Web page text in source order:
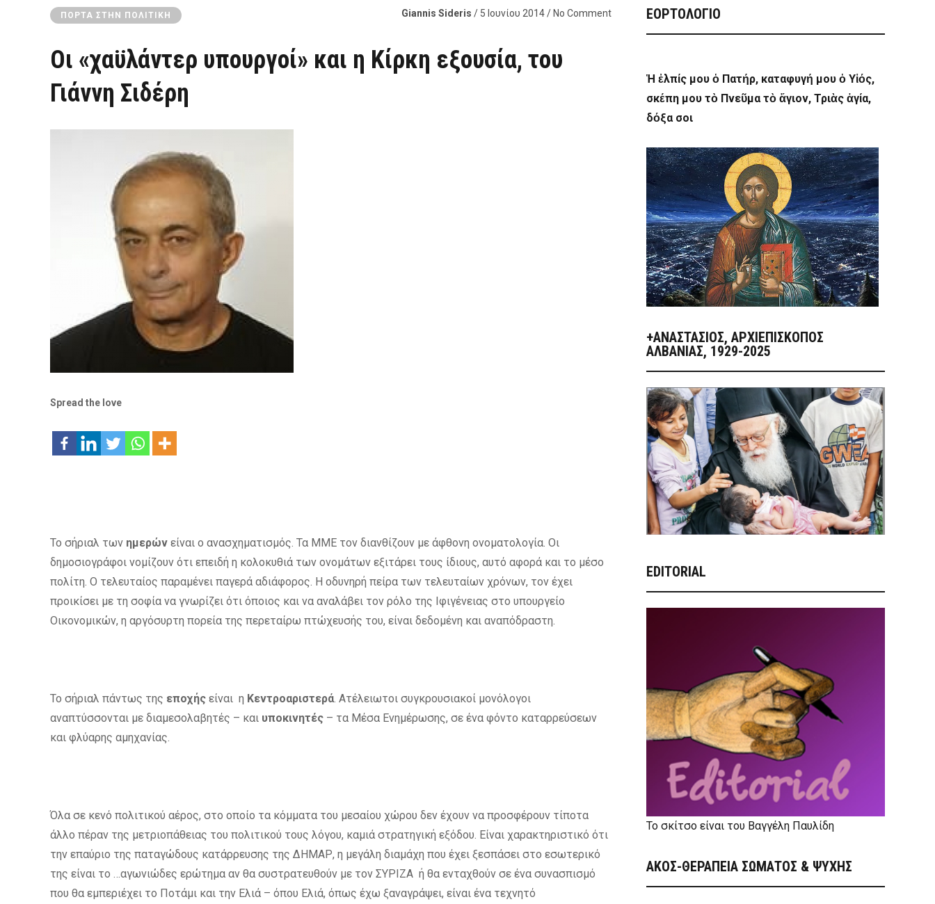
ΠΌΡΤΑ ΣΤΗΝ ΠΟΛΙΤΙΚΉ Giannis Sideris / 5 Ιουνίου 2014 / No Comment
Οι «χαϋλάντερ υπουργοί» και η Κίρκη εξουσία, του
Γιάννη Σιδέρη
Spread the love
Το σήριαλ των ημερών είναι ο ανασχηματισμός. Τα ΜΜΕ τον διανθίζουν με άφθονη ονοματολογία. Οι
δημοσιογράφοι νομίζουν ότι επειδή η κολοκυθιά των ονομάτων εξιτάρει τους ίδιους, αυτό αφορά και το μέσο
πολίτη. Ο τελευταίος παραμένει παγερά αδιάφορος. Η οδυνηρή πείρα των τελευταίων χρόνων, τον έχει
προικίσει με τη σοφία να γνωρίζει ότι όποιος και να αναλάβει τον ρόλο της Ιφιγένειας στο υπουργείο
Οικονομικών, η αργόσυρτη πορεία της περεταίρω πτώχευσής του, είναι δεδομένη και αναπόδραστη.
Το σήριαλ πάντως της εποχής είναι η Κεντροαριστερά. Ατέλειωτοι συγκρουσιακοί μονόλογοι
αναπτύσσονται με διαμεσολαβητές – και υποκινητές – τα Μέσα Ενημέρωσης, σε ένα φόντο καταρρεύσεων
και φλύαρης αμηχανίας.
Όλα σε κενό πολιτικού αέρος, στο οποίο τα κόμματα του μεσαίου χώρου δεν έχουν να προσφέρουν τίποτα
άλλο πέραν της μετριοπάθειας του πολιτικού τους λόγου, καμιά στρατηγική εξόδου. Είναι χαρακτηριστικό ότι
την επαύριο της παταγώδους κατάρρευσης της ΔΗΜΑΡ, η μεγάλη διαμάχη που έχει ξεσπάσει στο εσωτερικό
της είναι το …αγωνιώδες ερώτημα αν θα συστρατευθούν με τον ΣΥΡΙΖΑ ή θα ενταχθούν σε ένα συνασπισμό
που θα εμπεριέχει το Ποτάμι και την Ελιά – όπου Ελιά, όπως έχω ξαναγράψει, είναι ένα τεχνητό
ΕΟΡΤΟΛΟΓΙΟ
Ἡ ἐλπίς μου ὁ Πατήρ, καταφυγή μου ὁ Υἱός,
σκέπη μου τὸ Πνεῦμα τὸ ἅγιον, Τριὰς ἁγία,
δόξα σοι
+ΑΝΑΣΤΆΣΙΟΣ, ΑΡΧΙΕΠΊΣΚΟΠΟΣ
ΑΛΒΑΝΊΑΣ, 1929-2025
EDITORIAL
Το σκίτσο είναι του Βαγγέλη Παυλίδη
ΑΚΟΣ-ΘΕΡΑΠΕΙΑ ΣΩΜΑΤΟΣ & ΨΥΧΗΣ